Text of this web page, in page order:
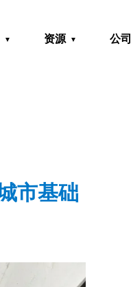
资源 公司
市基础